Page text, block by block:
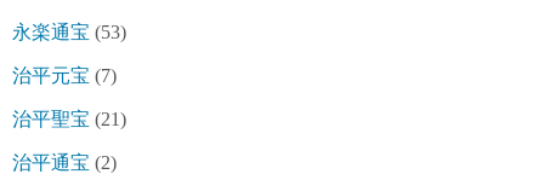
永楽通宝 (53)
治平元宝 (7)
治平聖宝 (21)
治平通宝 (2)